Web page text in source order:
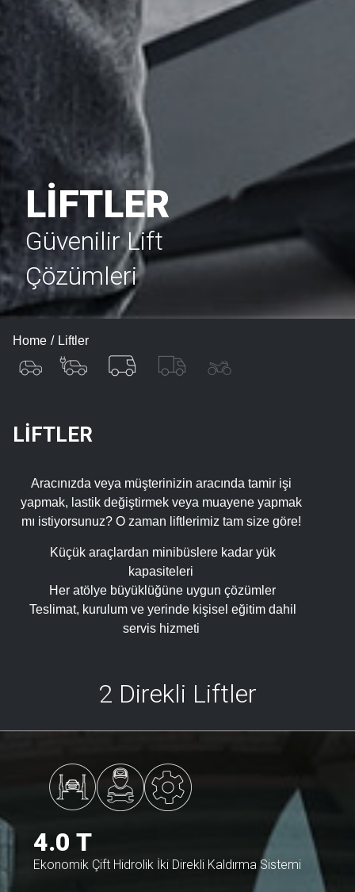
LİFTLER
Güvenilir Lift
Çözümleri
You are here:
Home Liftler
LİFTLER
Aracınızda veya müşterinizin aracında tamir işi
yapmak, lastik değiştirmek veya muayene yapmak
mı istiyorsunuz? O zaman liftlerimiz tam size göre!
Küçük araçlardan minibüslere kadar yük
kapasiteleri
Her atölye büyüklüğüne uygun çözümler
Teslimat, kurulum ve yerinde kişisel eğitim dahil
servis hizmeti
2 Direkli Liftler
4.0 T
Ekonomik Çift Hidrolik İki Direkli Kaldırma Sistemi